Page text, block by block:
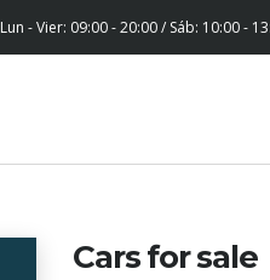
Lun - Vier: 09:00 - 20:00 / Sáb: 10:00 -
Cars for sale